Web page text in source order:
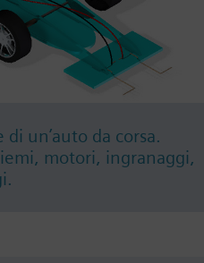
di un’auto da corsa.
motori, ingranaggi,